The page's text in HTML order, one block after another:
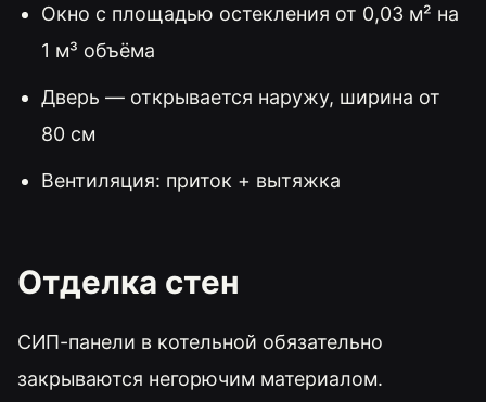
Окно с площадью остекления от 0,03 м² на
1 м³ объёма
Дверь — открывается наружу, ширина от
80 см
Вентиляция: приток + вытяжка
Отделка стен
СИП-панели в котельной обязательно
закрываются негорючим материалом.